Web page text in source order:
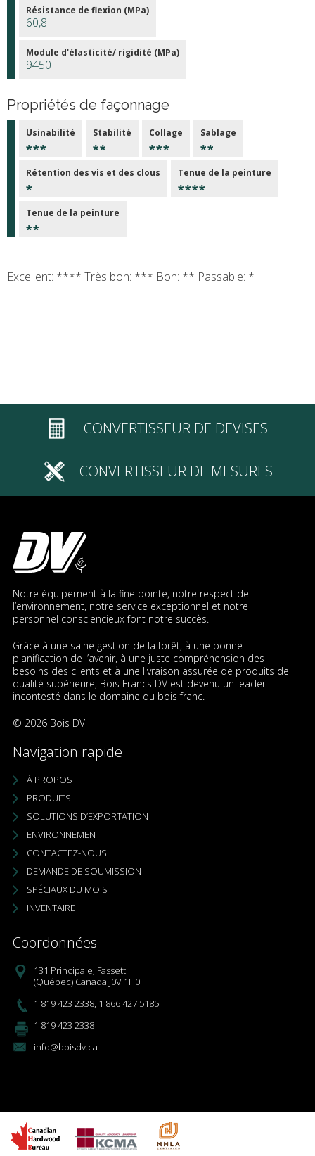
Résistance de flexion (MPa)
60,8
Module d'élasticité/ rigidité (MPa)
9450
Propriétés de façonnage
Usinabilité Stabilité Collage Sablage
Rétention des vis et des clous Tenue de la peinture
Tenue de la peinture
Excellent: **** Très bon: *** Bon: ** Passable: *
CONVERTISSEUR DE DEVISES
CONVERTISSEUR DE MESURES
Notre équipement à la fine pointe, notre respect de
l’environnement, notre service exceptionnel et notre
personnel consciencieux font notre succès.
Grâce à une saine gestion de la forêt, à une bonne
planification de l’avenir, à une juste compréhension des
besoins des clients et à une livraison assurée de produits de
qualité supérieure, Bois Francs DV est devenu un leader
incontesté dans le domaine du bois franc.
© 2026 Bois DV
Navigation rapide
À PROPOS
PRODUITS
SOLUTIONS D’EXPORTATION
ENVIRONNEMENT
CONTACTEZ-NOUS
DEMANDE DE SOUMISSION
SPÉCIAUX DU MOIS
INVENTAIRE
Coordonnées
131 Principale, Fassett
(Québec) Canada J0V 1H0
1 819 423 2338, 1 866 427 5185
1 819 423 2338
info@boisdv.ca